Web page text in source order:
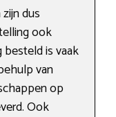
dus
ook
besteld is vaak
van
op
Ook